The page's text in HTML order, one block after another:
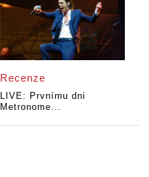
Recenze
LIVE: Prvnímu dni
Metronome...